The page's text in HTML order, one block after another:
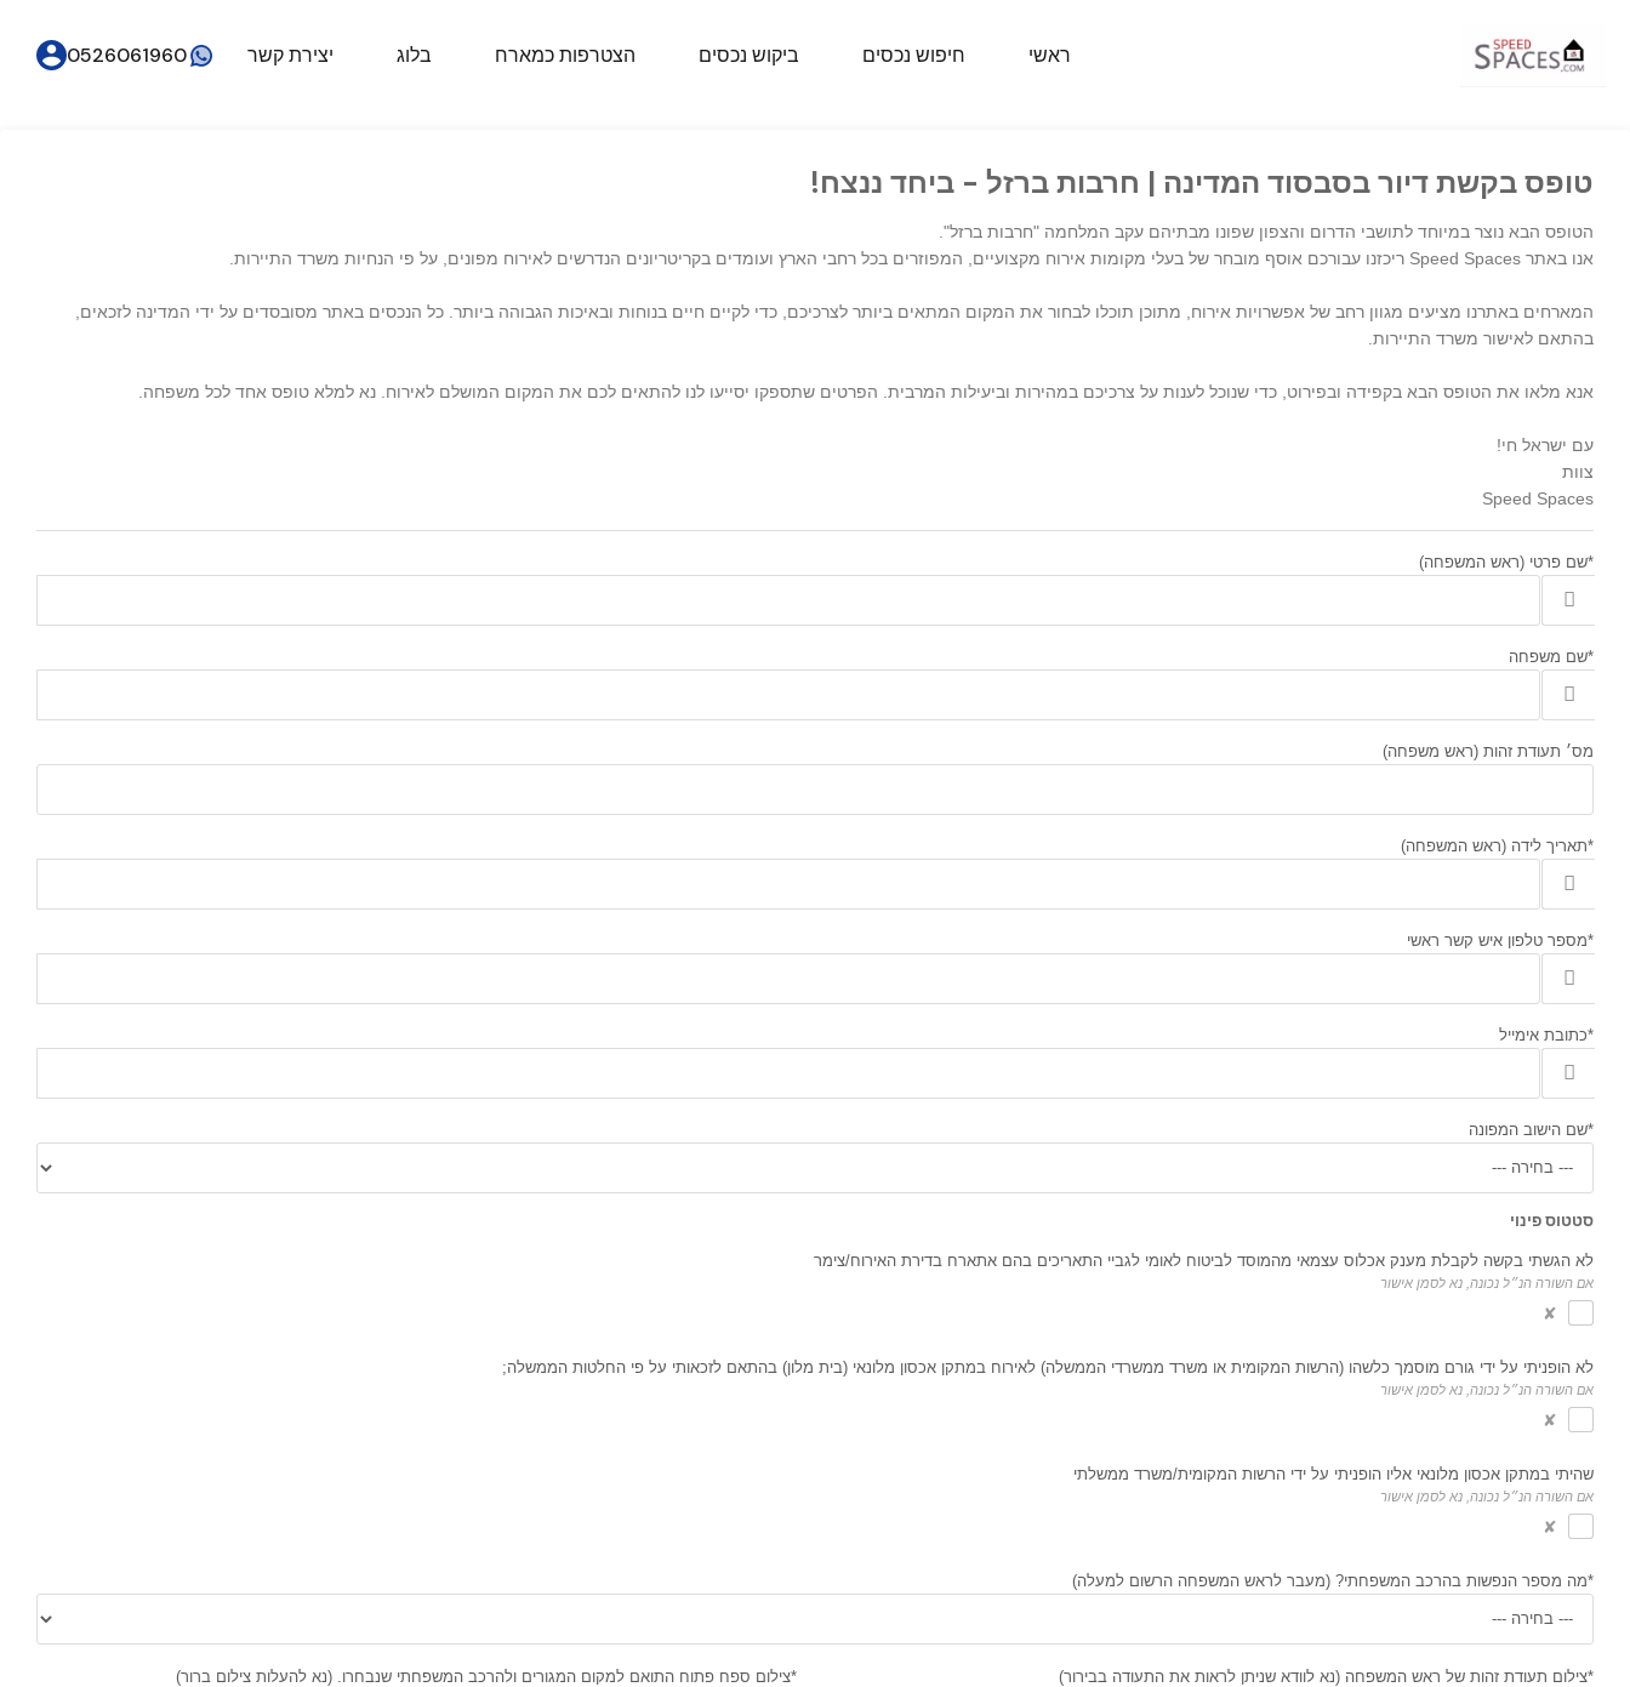
ראשי חיפוש נכסים ביקוש נכסים הצטרפות כמארח בלוג יצירת קשר 0526061960
טופס בקשת דיור בסבסוד המדינה | חרבות ברזל - ביחד ננצח!
הטופס הבא נוצר במיוחד לתושבי הדרום והצפון שפונו מבתיהם עקב המלחמה "חרבות ברזל".
אנו באתר Speed Spaces ריכזנו עבורכם אוסף מובחר של בעלי מקומות אירוח מקצועיים, המפוזרים בכל רחבי הארץ ועומדים בקריטריונים הנדרשים לאירוח מפונים, על פי הנחיות משרד התיירות.
המארחים באתרנו מציעים מגוון רחב של אפשרויות אירוח, מתוכן תוכלו לבחור את המקום המתאים ביותר לצרכיכם, כדי לקיים חיים בנוחות ובאיכות הגבוהה ביותר. כל הנכסים באתר מסובסדים על ידי המדינה לזכאים,
בהתאם לאישור משרד התיירות.
אנא מלאו את הטופס הבא בקפידה ובפירוט, כדי שנוכל לענות על צרכיכם במהירות וביעילות המרבית. הפרטים שתספקו יסייעו לנו להתאים לכם את המקום המושלם לאירוח. נא למלא טופס אחד לכל משפחה.
עם ישראל חי!
צוות
Speed Spaces
*שם פרטי (ראש המשפחה)
*שם משפחה
מס׳ תעודת זהות (ראש משפחה)
*תאריך לידה (ראש המשפחה)
*מספר טלפון איש קשר ראשי
*כתובת אימייל
*שם הישוב המפונה
סטטוס פינוי
לא הגשתי בקשה לקבלת מענק אכלוס עצמאי מהמוסד לביטוח לאומי לגביי התאריכים בהם אתארח בדירת האירוח/צימר
אם השורה הנ״ל נכונה, נא לסמן אישור
✘
לא הופניתי על ידי גורם מוסמך כלשהו (הרשות המקומית או משרד ממשרדי הממשלה) לאירוח במתקן אכסון מלונאי (בית מלון) בהתאם לזכאותי על פי החלטות הממשלה;
אם השורה הנ״ל נכונה, נא לסמן אישור
✘
שהיתי במתקן אכסון מלונאי אליו הופניתי על ידי הרשות המקומית/משרד ממשלתי
אם השורה הנ״ל נכונה, נא לסמן אישור
✘
*מה מספר הנפשות בהרכב המשפחתי? (מעבר לראש המשפחה הרשום למעלה)
*צילום תעודת זהות של ראש המשפחה (נא לוודא שניתן לראות את התעודה בבירור) *צילום ספח פתוח התואם למקום המגורים ולהרכב המשפחתי שנבחרו. (נא להעלות צילום ברור)